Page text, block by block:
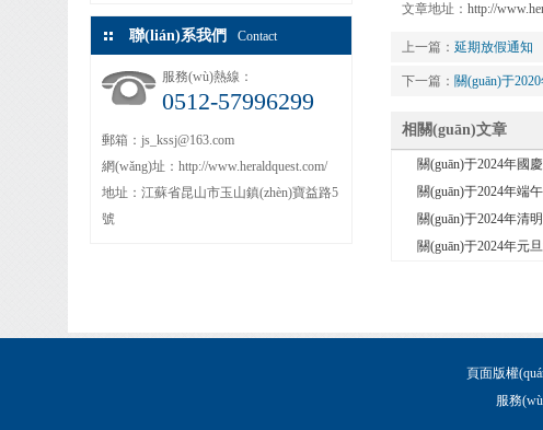
動...
聯(lián)系我們
Contact
服務(wù)熱線：
0512-57996299
郵箱：js_kssj@163.com
網(wǎng)址：http://www.heraldquest.com/
地址：江蘇省昆山市玉山鎮(zhèn)寶益路5
號
文章地址： http://
上一篇： 延期放假通知
下一篇： 關(guān)于
相關(guān)文章
關(guān)于2024年國
關(guān)于2024年端
關(guān)于2024年清
關(guān)于2024年元
頁面版權
服務